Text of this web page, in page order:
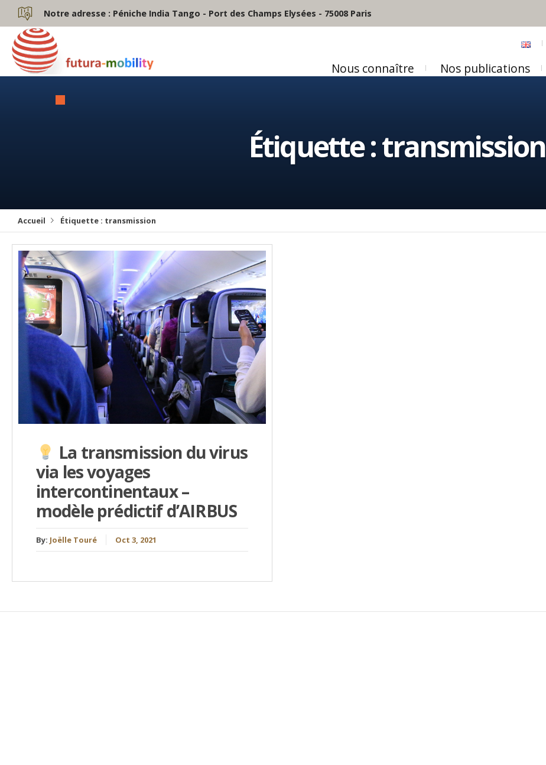
Notre adresse : Péniche India Tango - Port des Champs Elysées - 75008 Paris
Nous connaître Nos publications
Étiquette :transmission
Accueil Étiquette : transmission
La transmission du virus
via les voyages
intercontinentaux –
modèle prédictif d’AIRBUS
By: Joëlle Touré Oct 3, 2021